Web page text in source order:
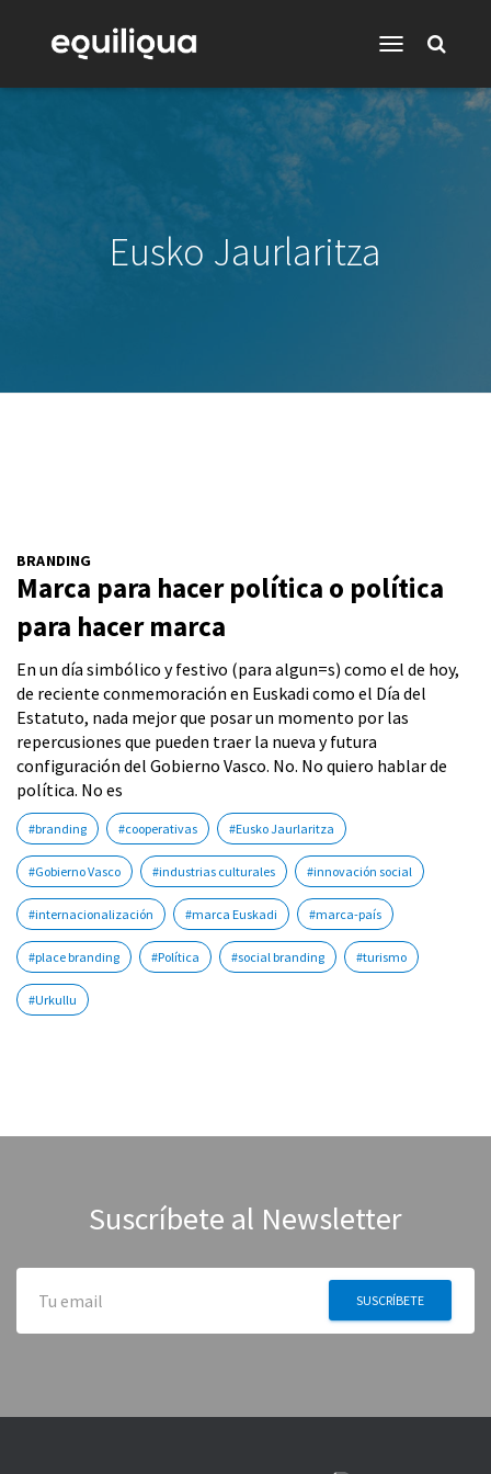
Eusko Jaurlaritza
BRANDING
Marca para hacer política o política
para hacer marca
En un día simbólico y festivo (para algun=s) como el de hoy,
de reciente conmemoración en Euskadi como el Día del
Estatuto, nada mejor que posar un momento por las
repercusiones que pueden traer la nueva y futura
configuración del Gobierno Vasco. No. No quiero hablar de
política. No es
#branding #cooperativas #Eusko Jaurlaritza
#Gobierno Vasco #industrias culturales #innovación social
#internacionalización #marca Euskadi #marca-país
#place branding #Política #social branding #turismo
#Urkullu
Suscríbete al Newsletter